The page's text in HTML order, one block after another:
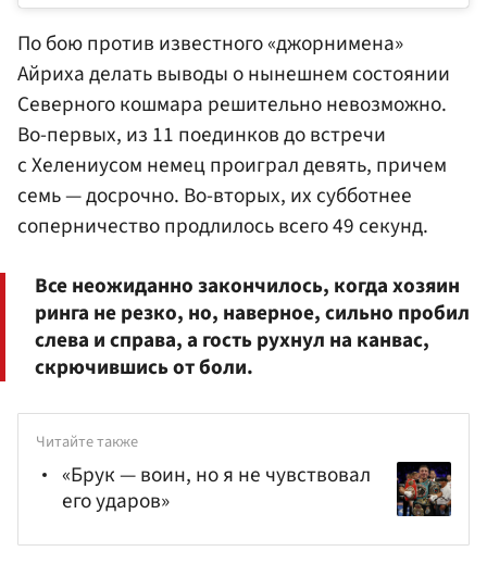
По бою против известного «джорнимена»
Айриха делать выводы о нынешнем состоянии
Северного кошмара решительно невозможно.
Во-первых, из 11 поединков до встречи
с Хелениусом немец проиграл девять, причем
семь — досрочно. Во-вторых, их субботнее
соперничество продлилось всего 49 секунд.
Все неожиданно закончилось, когда хозяин
ринга не резко, но, наверное, сильно пробил
слева и справа, а гость рухнул на канвас,
скрючившись от боли.
Читайте также
«Брук — воин, но я не чувствовал
его ударов»